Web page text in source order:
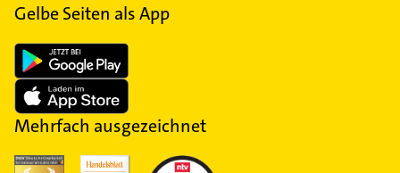
Gelbe Seiten als App
Mehrfach ausgezeichnet